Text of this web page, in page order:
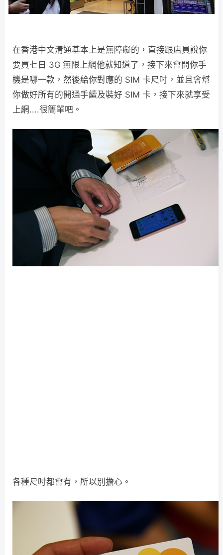
在香港中文溝通基本上是無障礙的，直接跟店員說你
要買七日 3G 無限上網他就知道了，接下來會問你手
機是哪一款，然後給你對應的 SIM 卡尺吋，並且會幫
你做好所有的開通手續及裝好 SIM 卡，接下來就享受
上網....很簡單吧。
各種尺吋都會有，所以別擔心。